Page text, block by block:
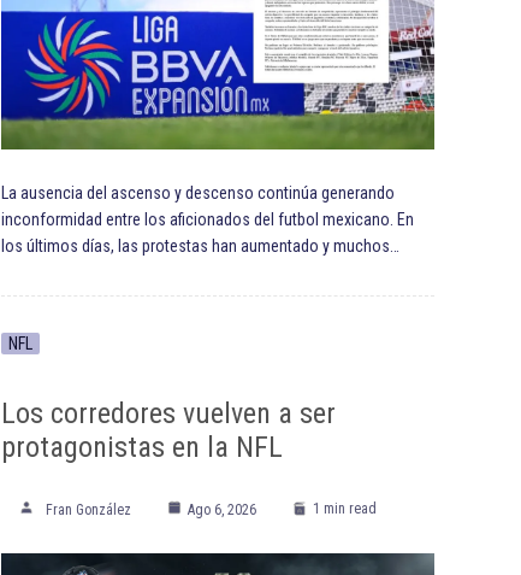
La ausencia del ascenso y descenso continúa generando
inconformidad entre los aficionados del futbol mexicano. En
los últimos días, las protestas han aumentado y muchos…
NFL
Los corredores vuelven a ser
protagonistas en la NFL
Fran González Ago 6, 2026 1 min read